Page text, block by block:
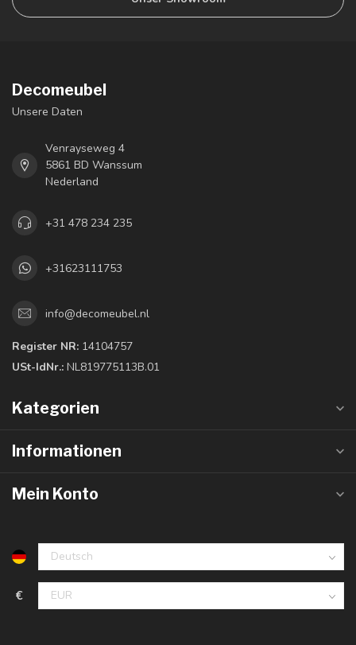
Decomeubel
Unsere Daten
Venrayseweg 4
5861 BD Wanssum
Nederland
+31 478 234 235
+31623111753
info@decomeubel.nl
Register NR: 14104757
USt-IdNr.: NL819775113B.01
Kategorien
Informationen
Mein Konto
€